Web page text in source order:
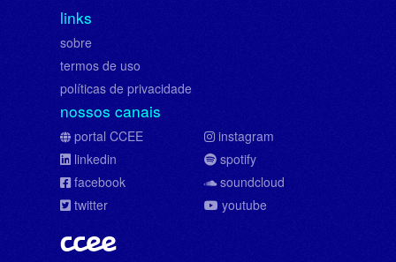
links
sobre
termos de uso
políticas de privacidade
nossos canais
portal CCEE
linkedin
facebook
twitter
instagram
spotify
soundcloud
youtube